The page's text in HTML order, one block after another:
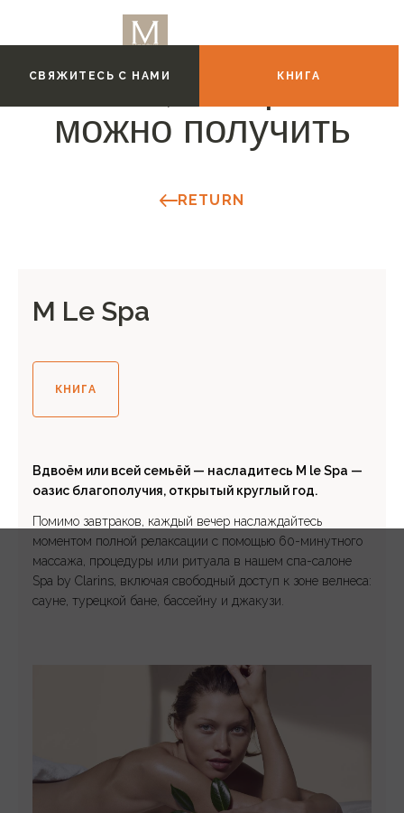
СВЯЖИТЕСЬ С НАМИ КНИГА
Опыт, который
можно получить
RETURN
M Le Spa
КНИГА
Вдвоём или всей семьёй — насладитесь M le Spa —
оазис благополучия, открытый круглый год.
Помимо завтраков, каждый вечер наслаждайтесь
моментом полной релаксации с помощью 60-минутного
массажа, процедуры или ритуала в нашем спа-салоне
Spa by Clarins, включая свободный доступ к зоне велнеса:
сауне, турецкой бане, бассейну и джакузи.